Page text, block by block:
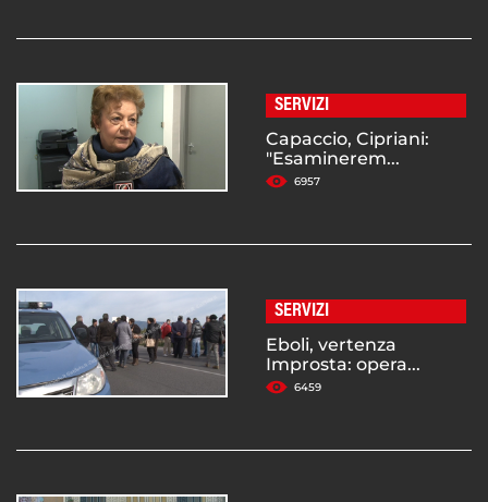
SERVIZI
Capaccio, Cipriani:
"Esaminerem...
6957
SERVIZI
Eboli, vertenza
Improsta: opera...
6459